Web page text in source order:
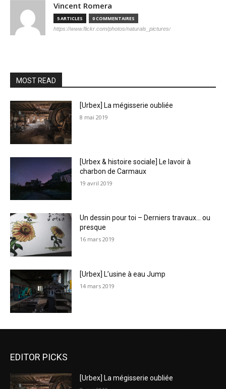
Vincent Romera
5 ARTICLES 0 COMMENTAIRES
https://www.flickr.com/photos/naturals_pictures/
MOST READ
[Urbex] La mégisserie oubliée
8 mai 2019
[Urbex & histoire sociale] Le lavoir à
charbon de Carmaux
19 avril 2019
Un dessin pour toi – Derniers travaux… ou
presque
16 mars 2019
[Urbex] L’usine à eau Jump
14 mars 2019
EDITOR PICKS
[Urbex] La mégisserie oubliée